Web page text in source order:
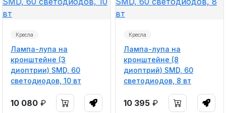
Кресла
Лампа-лупа на
кронштейне (3
диоптрии) SMD, 60
светодиодов, 10 вт
10 080 ₽
Кресла
Лампа-лупа на
кронштейне (8
диоптрий) SMD, 60
светодиодов, 8 вт
10 395 ₽